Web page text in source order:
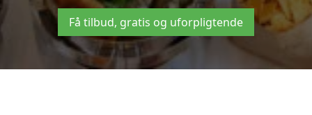
Få tilbud, gratis og uforpligtende